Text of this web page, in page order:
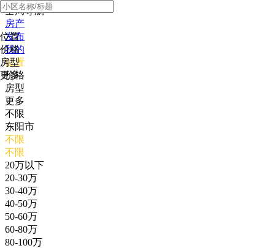
全局导航
房产
发布
我的
位置
价格
房型
更多
位置
价格
房型
更多
不限
东阳市
不限
不限
20万以下
20-30万
30-40万
40-50万
50-60万
60-80万
80-100万